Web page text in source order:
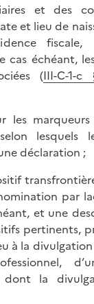
et des
et lieu de
cas échéant,
(III-C-1-
les marqueurs
lesquels
déclaration ;
par
et une
pertinents,
à la
dont la